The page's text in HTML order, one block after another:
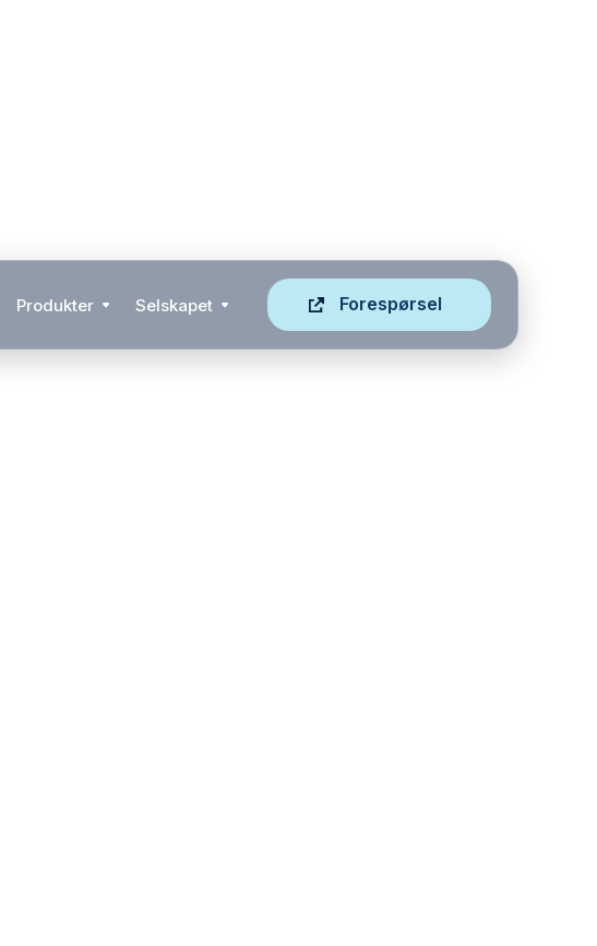
Produkter Selskapet Forespørsel